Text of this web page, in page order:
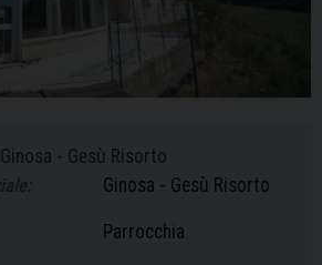
Ginosa - Gesù Risorto
Ginosa - Gesù Risorto
Parrocchia